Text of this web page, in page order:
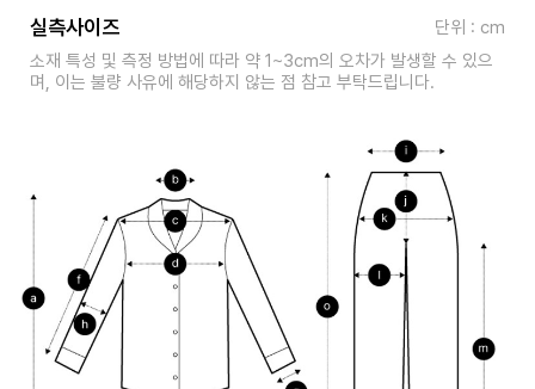
실측사이즈
단위 : cm
소재 특성 및 측정 방법에 따라 약 1~3cm의 오차가 발생할 수 있으
며, 이는 불량 사유에 해당하지 않는 점 참고 부탁드립니다.